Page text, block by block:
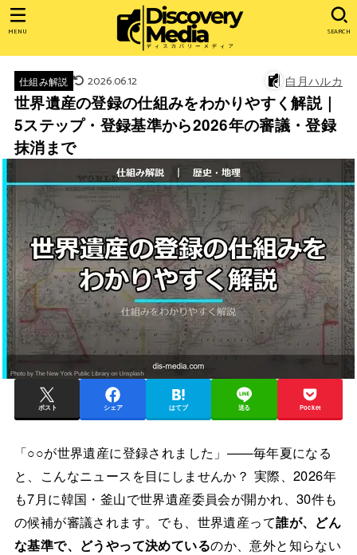
SEARCH
MENU
仕組み解説 2026.06.12 白月ハルカ
世界遺産の登録の仕組みをわかりやすく解説｜
5ステップ・登録基準から2026年の審議・登録
抹消まで
ポスト シェア はてブ 送る Pocket
「○○が世界遺産に登録されました」——毎年夏になる
と、こんなニュースを目にしませんか？ 実際、2026年
も7月に韓国・釜山で世界遺産委員会が開かれ、30件も
の候補が審議されます。でも、世界遺産って誰が、どん
な基準で、どうやって決めているのか、意外と知らない